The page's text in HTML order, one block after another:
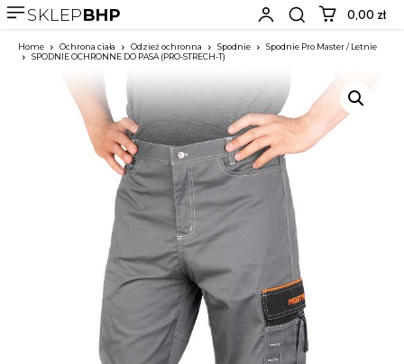
SKLEPBHP 0,00 zł
Home Ochrona ciała Odzież ochronna Spodnie
Spodnie Pro Master / Letnie
SPODNIE OCHRONNE DO PASA (PRO-STRECH-T)